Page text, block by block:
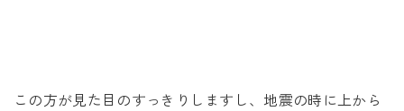
この方が見た目のすっきりしますし、地震の時に上から